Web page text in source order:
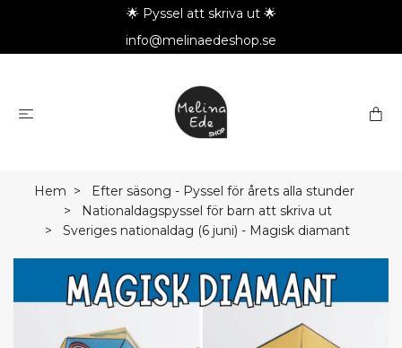
🌟 Pyssel att skriva ut 🌟
info@melinaedeshop.se
Hem
Efter säsong - Pyssel för årets alla stunder
Nationaldagspyssel för barn att skriva ut
Sveriges nationaldag (6 juni) - Magisk diamant